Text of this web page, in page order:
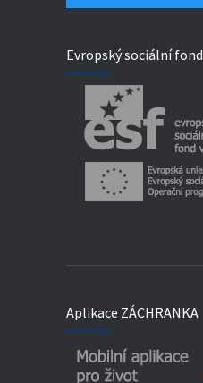
Evropský sociální fond
Aplikace ZÁCHRANKA